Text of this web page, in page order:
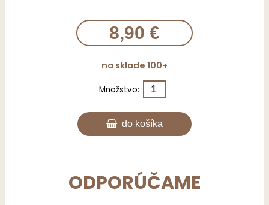
8,90 €
na sklade 100+
Množstvo:
do košíka
ODPORÚČAME